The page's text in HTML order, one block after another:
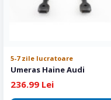
5-7 zile lucratoare
Umeras Haine Audi
236.99 Lei